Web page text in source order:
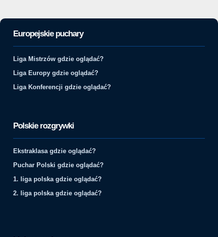
Europejskie puchary
Liga Mistrzów gdzie oglądać?
Liga Europy gdzie oglądać?
Liga Konferencji gdzie oglądać?
Polskie rozgrywki
Ekstraklasa gdzie oglądać?
Puchar Polski gdzie oglądać?
1. liga polska gdzie oglądać?
2. liga polska gdzie oglądać?